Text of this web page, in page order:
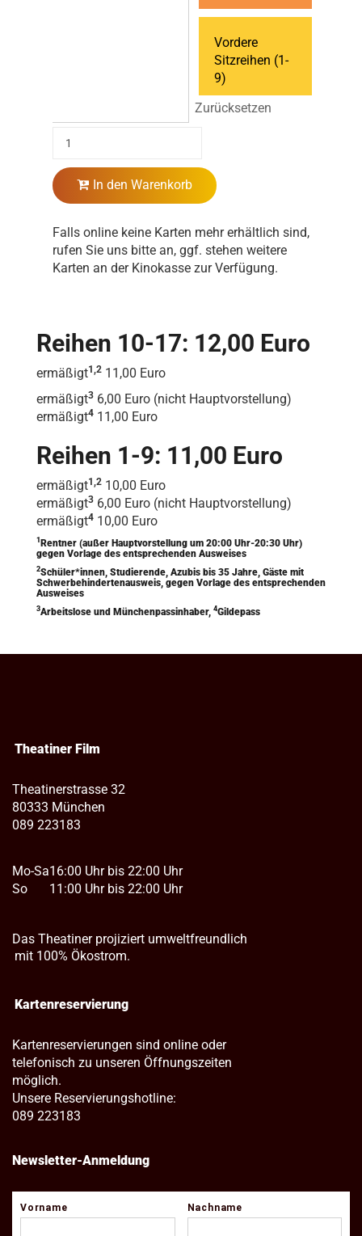
Vordere
Sitzreihen (1-
9)
Zurücksetzen
In den Warenkorb
Falls online keine Karten mehr erhältlich sind,
rufen Sie uns bitte an, ggf. stehen weitere
Karten an der Kinokasse zur Verfügung.
Reihen 10-17: 12,00 Euro
ermäßigt1,2 11,00 Euro
ermäßigt3 6,00 Euro (nicht Hauptvorstellung)
ermäßigt4 11,00 Euro
Reihen 1-9: 11,00 Euro
ermäßigt1,2 10,00 Euro
ermäßigt3 6,00 Euro (nicht Hauptvorstellung)
ermäßigt4 10,00 Euro
1 Rentner (außer Hauptvorstellung um 20:00 Uhr-20:30 Uhr)
gegen Vorlage des entsprechenden Ausweises
2Schüler*innen, Studierende, Azubis bis 35 Jahre, Gäste mit
Schwerbehindertenausweis, gegen Vorlage des entsprechenden
Ausweises
3Arbeitslose und Münchenpassinhaber, 4Gildepass
Theatiner Film
Theatinerstrasse 32
80333 München
089 223183
Mo-Sa
So
16:00 Uhr bis 22:00 Uhr
11:00 Uhr bis 22:00 Uhr
Das Theatiner projiziert umweltfreundlich
mit 100% Ökostrom.
Kartenreservierung
Kartenreservierungen sind online oder
telefonisch zu unseren Öffnungszeiten
möglich.
Unsere Reservierungshotline:
089 223183
Newsletter-Anmeldung